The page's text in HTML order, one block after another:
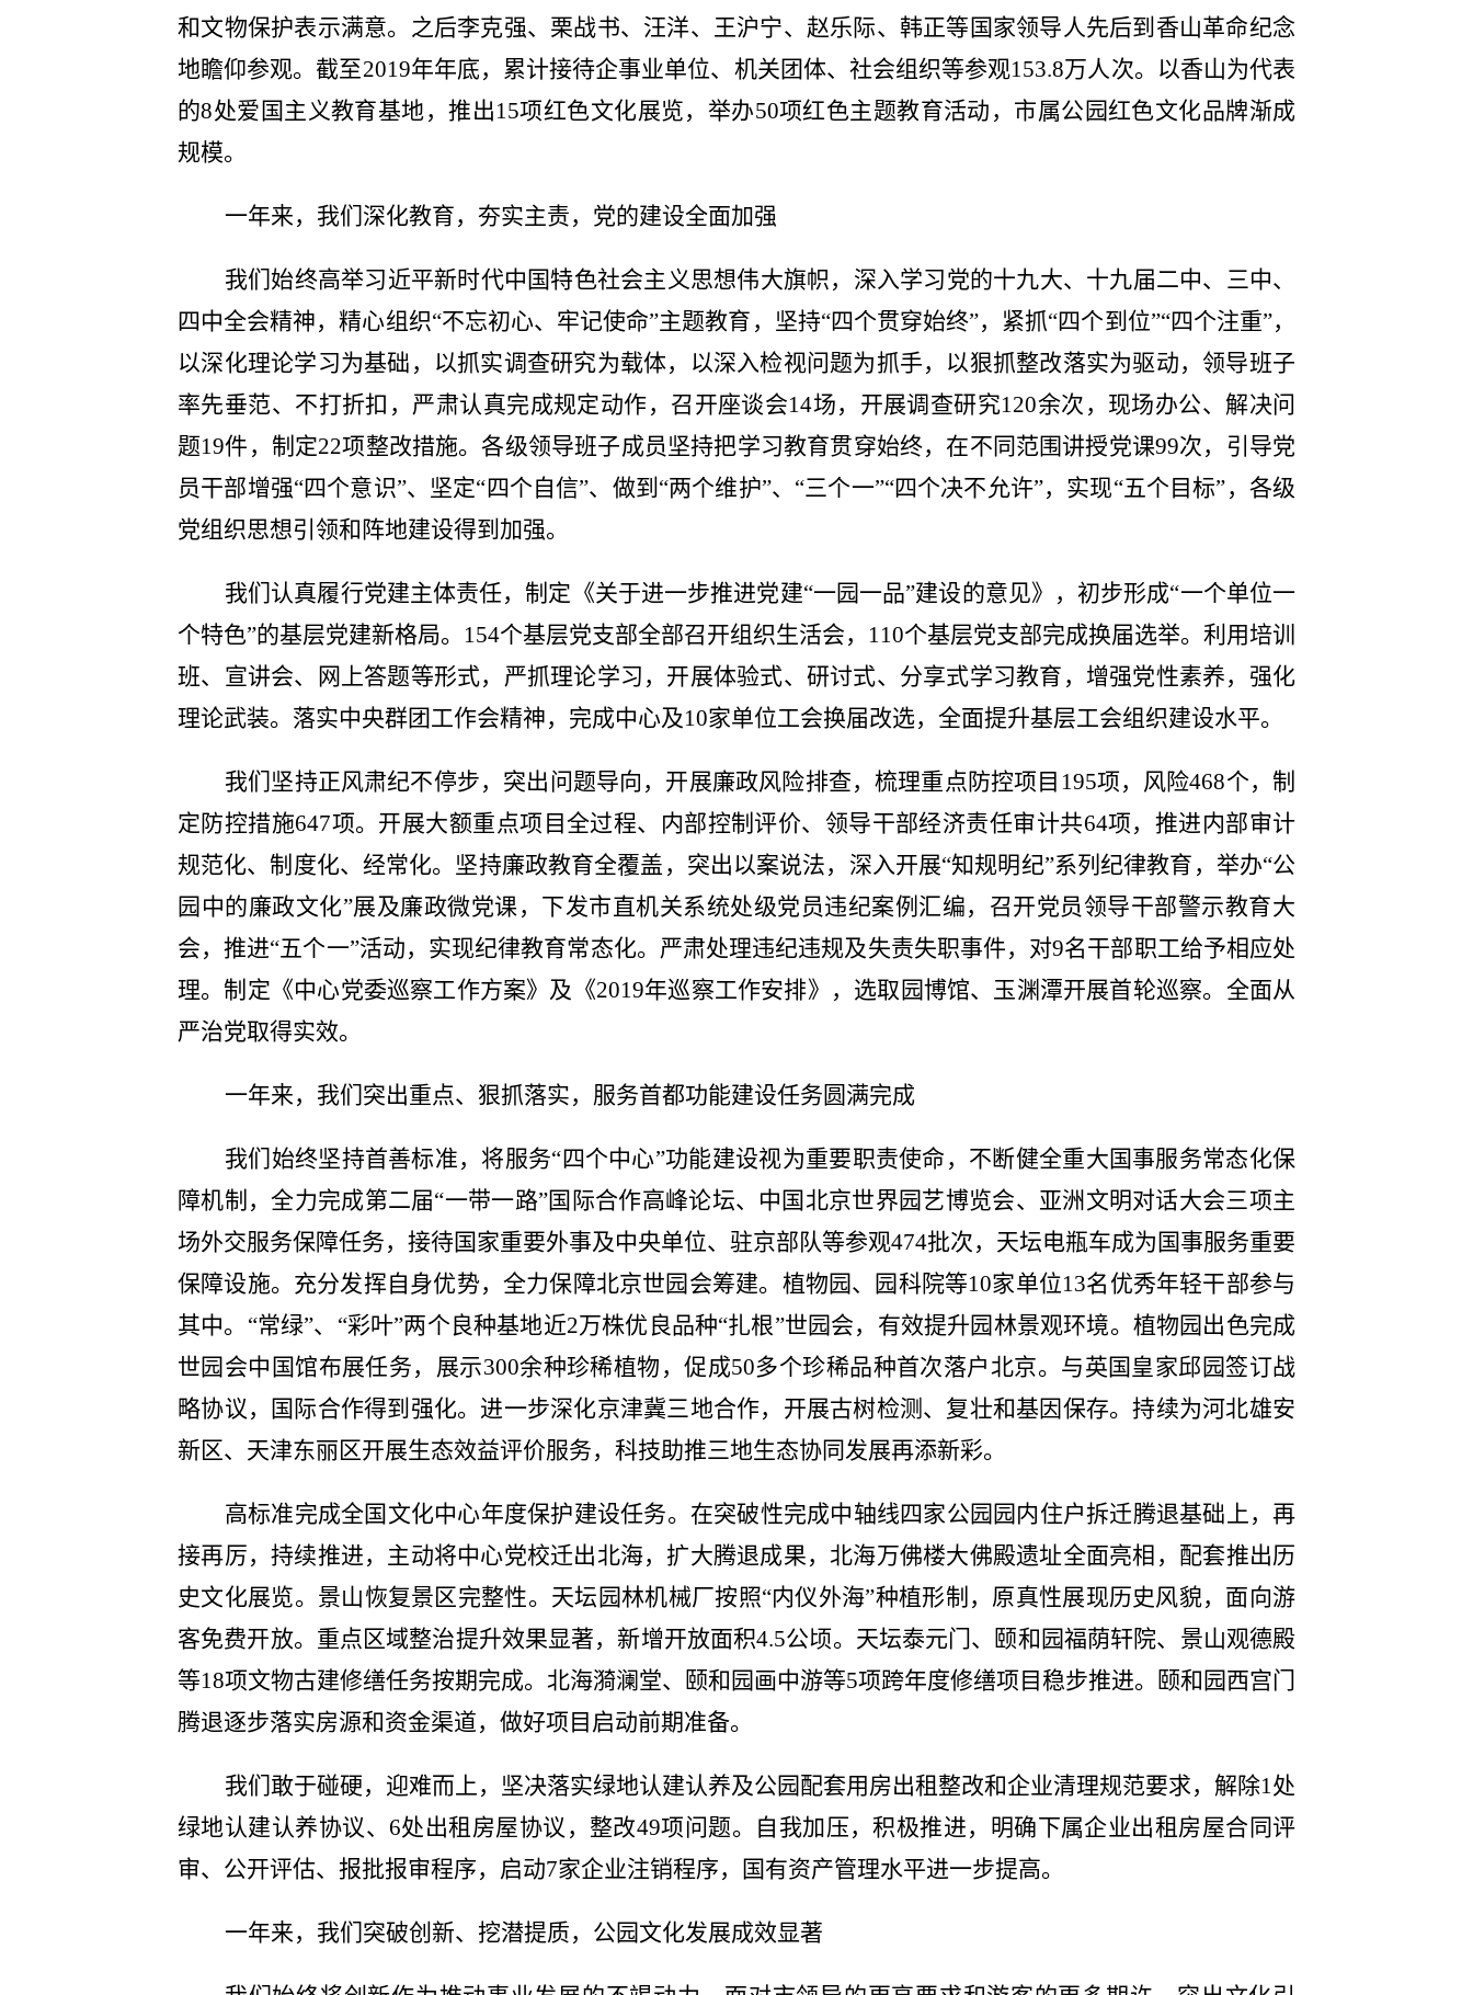
和文物保护表示满意。之后李克强、栗战书、汪洋、王沪宁、赵乐际、韩正等国家领导人先后到香山革命纪念
地瞻仰参观。截至2019年年底，累计接待企事业单位、机关团体、社会组织等参观153.8万人次。以香山为代表
的8处爱国主义教育基地，推出15项红色文化展览，举办50项红色主题教育活动，市属公园红色文化品牌渐成
规模。
一年来，我们深化教育，夯实主责，党的建设全面加强
我们始终高举习近平新时代中国特色社会主义思想伟大旗帜，深入学习党的十九大、十九届二中、三中、
四中全会精神，精心组织“不忘初心、牢记使命”主题教育，坚持“四个贯穿始终”，紧抓“四个到位”“四个注重”，
以深化理论学习为基础，以抓实调查研究为载体，以深入检视问题为抓手，以狠抓整改落实为驱动，领导班子
率先垂范、不打折扣，严肃认真完成规定动作，召开座谈会14场，开展调查研究120余次，现场办公、解决问
题19件，制定22项整改措施。各级领导班子成员坚持把学习教育贯穿始终，在不同范围讲授党课99次，引导党
员干部增强“四个意识”、坚定“四个自信”、做到“两个维护”、“三个一”“四个决不允许”，实现“五个目标”，各级
党组织思想引领和阵地建设得到加强。
我们认真履行党建主体责任，制定《关于进一步推进党建“一园一品”建设的意见》，初步形成“一个单位一
个特色”的基层党建新格局。154个基层党支部全部召开组织生活会，110个基层党支部完成换届选举。利用培训
班、宣讲会、网上答题等形式，严抓理论学习，开展体验式、研讨式、分享式学习教育，增强党性素养，强化
理论武装。落实中央群团工作会精神，完成中心及10家单位工会换届改选，全面提升基层工会组织建设水平。
我们坚持正风肃纪不停步，突出问题导向，开展廉政风险排查，梳理重点防控项目195项，风险468个，制
定防控措施647项。开展大额重点项目全过程、内部控制评价、领导干部经济责任审计共64项，推进内部审计
规范化、制度化、经常化。坚持廉政教育全覆盖，突出以案说法，深入开展“知规明纪”系列纪律教育，举办“公
园中的廉政文化”展及廉政微党课，下发市直机关系统处级党员违纪案例汇编，召开党员领导干部警示教育大
会，推进“五个一”活动，实现纪律教育常态化。严肃处理违纪违规及失责失职事件，对9名干部职工给予相应处
理。制定《中心党委巡察工作方案》及《2019年巡察工作安排》，选取园博馆、玉渊潭开展首轮巡察。全面从
严治党取得实效。
一年来，我们突出重点、狠抓落实，服务首都功能建设任务圆满完成
我们始终坚持首善标准，将服务“四个中心”功能建设视为重要职责使命，不断健全重大国事服务常态化保
障机制，全力完成第二届“一带一路”国际合作高峰论坛、中国北京世界园艺博览会、亚洲文明对话大会三项主
场外交服务保障任务，接待国家重要外事及中央单位、驻京部队等参观474批次，天坛电瓶车成为国事服务重要
保障设施。充分发挥自身优势，全力保障北京世园会筹建。植物园、园科院等10家单位13名优秀年轻干部参与
其中。 “常绿”、“彩叶”两个良种基地近2万株优良品种“扎根”世园会，有效提升园林景观环境。植物园 出色完成
世园会中国馆布展任务，展示300余种珍稀植物，促成50多个珍稀品种首次落户北京。 与英国皇家邱园签订战
略协议，国际合作得到强化。进一步深化京津冀三地合作，开展古树检测、复壮和基因保存。持续为河北雄安
新区、天津东丽区开展生态效益评价服务，科技助推三地生态协同发展再添新彩。
高标准完成全国文化中心年度保护建设任务。在突破性完成中轴线四家公园园内住户拆迁腾退基础上，再
接再厉，持续推进，主动将中心党校迁出北海，扩大腾退成果，北海万佛楼大佛殿遗址全面亮相，配套推出历
史文化展览。景山恢复景区完整性。 天坛园林机械厂按照“内仪外海”种植形制，原真性展现历史风貌，面向游
客免费开放。重点区域整治提升效果显著，新增开放面积4.5公顷。天坛泰元门、颐和园福荫轩院、景山观德殿
等18项文物古建修缮任务按期完成。北海漪澜堂、颐和园画中游等5项跨年度修缮项目稳步推进。
颐和园西宫门
腾退逐步落实房源和资金渠道，做好项目启动前期准备。
我们敢于碰硬，迎难而上，坚决落实绿地认建认养及公园配套用房出租整改和企业清理规范要求，解除1处
绿地认建认养协议、6处出租房屋协议，整改49项问题。自我加压，积极推进，明确下属企业出租房屋合同评
审、公开评估、报批报审程序，启动7家企业注销程序，国有资产管理水平进一步提高。
一年来，我们突破创新、挖潜提质，公园文化发展成效显著